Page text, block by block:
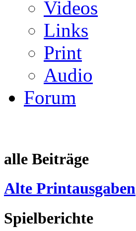
Videos
Links
Print
Audio
Forum
alle Beiträge
Alte Printausgaben
Spielberichte